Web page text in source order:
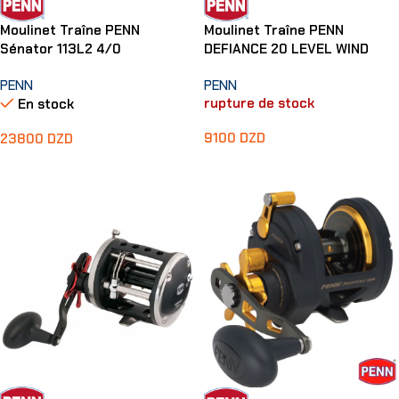
Moulinet Traîne PENN
Sénator 113L2 4/0
PENN
En stock
23800 DZD
Moulinet Traîne PENN
DEFIANCE 20 LEVEL WIND
PENN
rupture de stock
9100 DZD